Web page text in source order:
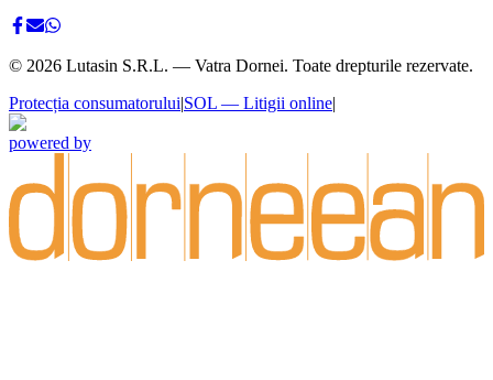
© 2026 Lutasin S.R.L. — Vatra Dornei. Toate drepturile rezervate.
Protecția consumatorului|SOL — Litigii online|
powered by